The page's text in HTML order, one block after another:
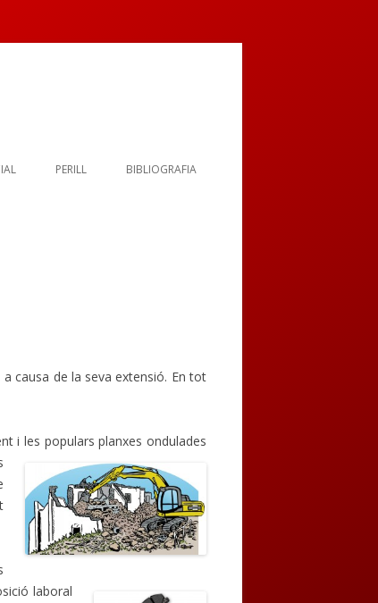
PERILL BIBLIOGRAFIA
causa de la seva extensió. En tot
i les populars planxes ondulades
laboral